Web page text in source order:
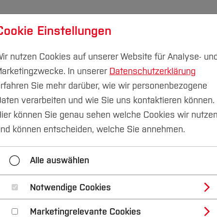
Forschung & Transfer
Übersicht
Aktuelles Studiengänge
und
Einstellungen
nutzen Cookies auf unserer Website für Analyse- und
In unserer Datenschutzerklärung
Sie mehr darüber, wie wir personenbezogene
verarbeiten und wie Sie uns kontaktieren können.
können Sie genau sehen welche Cookies wir nutzen
können entscheiden, welche Sie annehmen.
Alle auswählen
Notwendige Cookies
Marketingrelevante Cookies